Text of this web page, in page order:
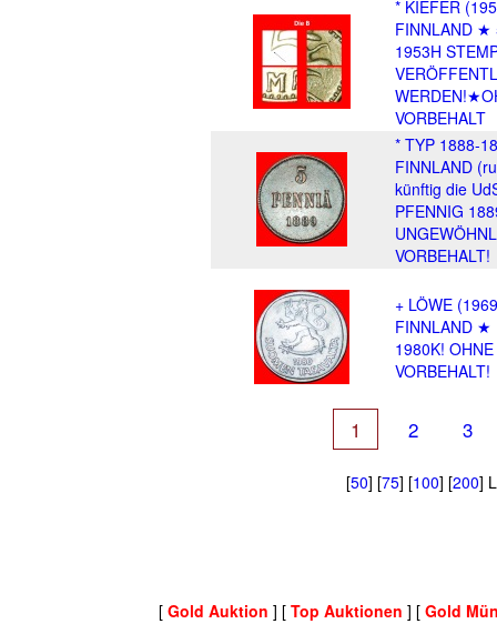
* KIEFER
FINNLAND ★
1953H
VORBEHALT
* TYP 1888-
FINNLAND
künftig die
PFENNIG
VORBEHALT!
+ LÖWE
FINNLAND ★
1980K! OHNE
VORBEHALT!
1 2 3
[50] [75] [100] [200]
[ Gold Auktion ] [ Top Auktionen ] [ Gold